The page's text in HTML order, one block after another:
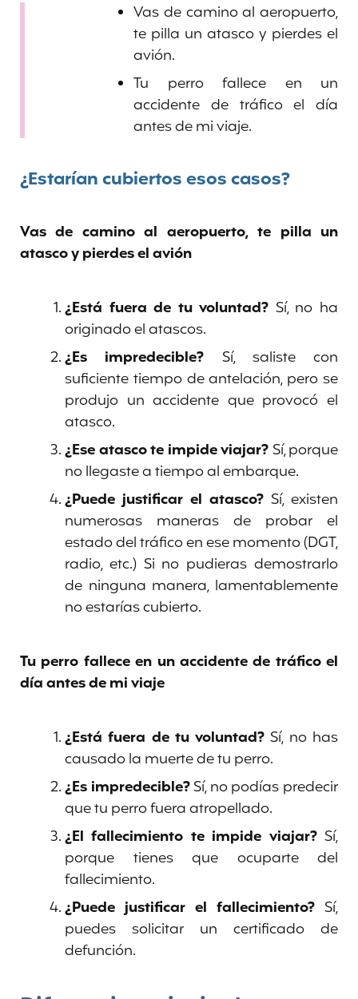
Vas de camino al aeropuerto,
te pilla un atasco y pierdes el
avión.
Tu perro fallece en un
accidente de tráfico el día
antes de mi viaje.
¿Estarían cubiertos esos casos?
Vas de camino al aeropuerto, te pilla un
atasco y pierdes el avión
¿Está fuera de tu voluntad? Sí, no ha
originado el atascos.
¿Es impredecible? Sí, saliste con
suficiente tiempo de antelación, pero se
produjo un accidente que provocó el
atasco.
¿Ese atasco te impide viajar?Sí, porque
no llegaste a tiempo al embarque.
¿Puede justificar el atasco? Sí, existen
numerosas maneras de probar el
estado del tráfico en ese momento (DGT,
radio, etc.) Si no pudieras demostrarlo
de ninguna manera, lamentablemente
no estarías cubierto.
Tu perro fallece en un accidente de tráfico el
día antes de mi viaje
¿Está fuera de tu voluntad? Sí, no has
causado la muerte de tu perro.
¿Es impredecible?Sí, no podías predecir
que tu perro fuera atropellado.
¿El fallecimiento te impide viajar? Sí,
porque tienes que ocuparte del
fallecimiento.
¿Puede justificar el fallecimiento? Sí,
puedes solicitar un certificado de
defunción.